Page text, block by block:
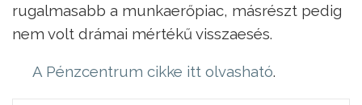
rugalmasabb a munkaerőpiac, másrészt pedig
nem volt drámai mértékű visszaesés.
A Pénzcentrum cikke itt olvasható.